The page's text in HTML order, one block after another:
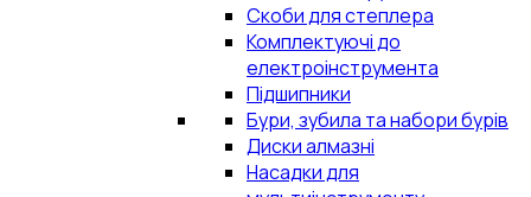
Скоби для степлера
Комплектуючі до
електроінструмента
Підшипники
Бури, зубила та набори бурів
Диски алмазні
Насадки для